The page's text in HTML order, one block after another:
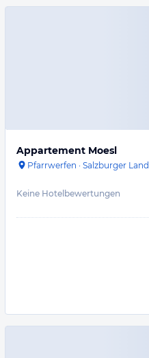
Appartement Moesl
Pfarrwerfen · Salzburger Land
Keine Hotelbewertungen